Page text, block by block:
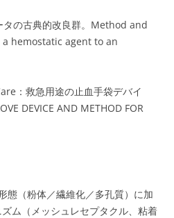
の古典的改良群。 Method and
hemostatic agent to an
：救急用途の止血手袋デバイ
DEVICE AND METHOD FOR
態（粉体／繊維化／多孔質）に加
ム（メッシュレセプタクル、粘着